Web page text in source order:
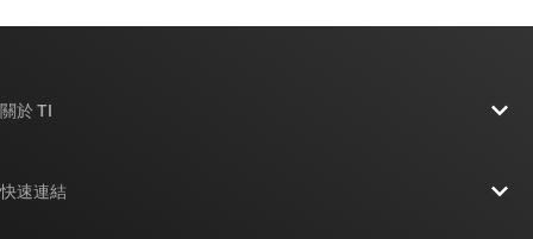
關於 TI
快速連結